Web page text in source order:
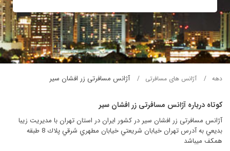
دهه آژانس های مسافرتی آژانس مسافرتی زر افشان سير
کوتاه درباره آژانس مسافرتی زر افشان سير
آژانس مسافرتی زر افشان سير در کشور ایران در استان تهران با مدیریت زيبا
بديعي به آدرس تهران خيابان شريعتي خيابان مطهري شرقي پلاك 8 طبقه
همكف میباشد